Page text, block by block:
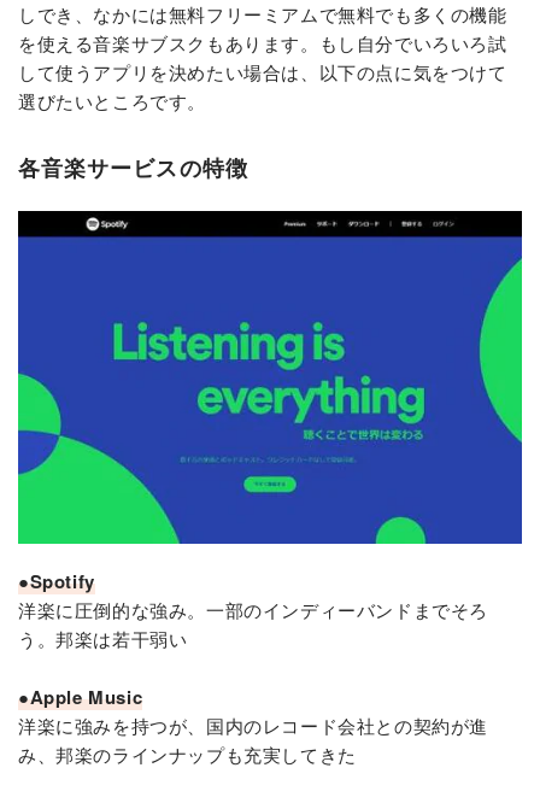
しでき、なかには無料フリーミアムで無料でも多くの機能
を使える音楽サブスクもあります。もし自分でいろいろ試
して使うアプリを決めたい場合は、以下の点に気をつけて
選びたいところです。
各音楽サービスの特徴
●Spotify
洋楽に圧倒的な強み。一部のインディーバンドまでそろ
う。邦楽は若干弱い
●Apple Music
洋楽に強みを持つが、国内のレコード会社との契約が進
み、邦楽のラインナップも充実してきた